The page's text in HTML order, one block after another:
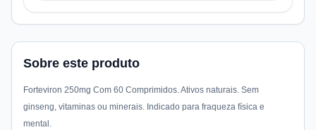
Sobre este produto
Forteviron 250mg Com 60 Comprimidos. Ativos naturais. Sem
ginseng, vitaminas ou minerais. Indicado para fraqueza física e
mental.